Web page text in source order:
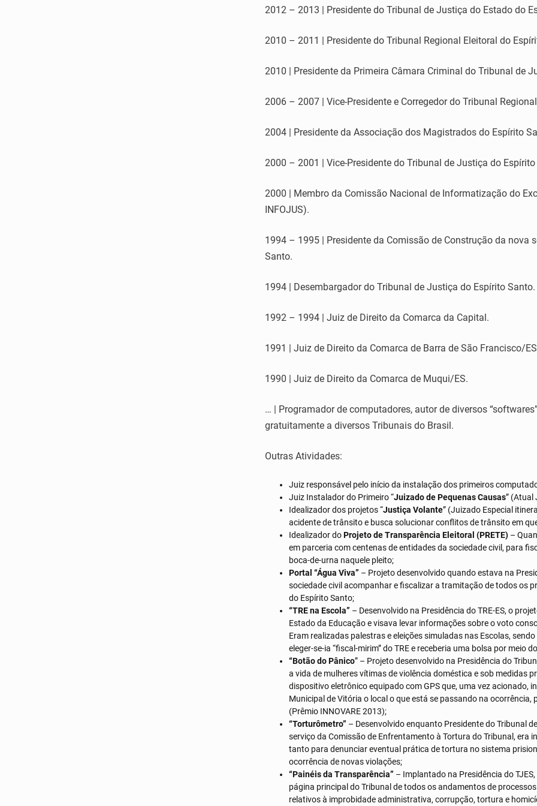
2012 – 2013 | Presidente do Tribunal de Justiça do Estado do
2010 – 2011 | Presidente do Tribunal Regional Eleitoral do
2010 | Presidente da Primeira Câmara Criminal do Tribunal de
2006 – 2007 | Vice-Presidente e Corregedor do Tribunal
2004 | Presidente da Associação dos Magistrados do Espírito
2000 – 2001 | Vice-Presidente do Tribunal de Justiça do
2000 | Membro da Comissão Nacional de Informatização do
INFOJUS).
1994 – 1995 | Presidente da Comissão de Construção da nova
Santo.
1994 | Desembargador do Tribunal de Justiça do Espírito Santo.
1992 – 1994 | Juiz de Direito da Comarca da Capital.
1991 | Juiz de Direito da Comarca de Barra de São Francisco/
1990 | Juiz de Direito da Comarca de Muqui/ES.
… | Programador de computadores, autor de diversos
gratuitamente a diversos Tribunais do Brasil.
Outras Atividades:
Juiz responsável pelo início da instalação dos primeiros
Juiz Instalador do Primeiro “Juizado de Pequenas Causas” (Atual
Idealizador dos projetos “Justiça Volante” (Juizado Especial
acidente de trânsito e busca solucionar conflitos de trânsito em
Idealizador doProjeto de Transparência Eleitoral (PRETE) –
em parceria com centenas de entidades da sociedade civil, para
boca-de-urna naquele pleito;
Portal “Água Viva” – Projeto desenvolvido quando estava na
sociedade civil acompanhar e fiscalizar a tramitação de todos os
do Espírito Santo;
“TRE na Escola” – Desenvolvido na Presidência do TRE-ES, o
Estado da Educação e visava levar informações sobre o voto
Eram realizadas palestras e eleições simuladas nas Escolas,
eleger-se-ia “fiscal-mirim” do TRE e receberia uma bolsa por meio
“Botão do Pânico” – Projeto desenvolvido na Presidência do
a vida de mulheres vítimas de violência doméstica e sob medidas
dispositivo eletrônico equipado com GPS que, uma vez acionado,
Municipal de Vitória o local o que está se passando na
(Prêmio INNOVARE 2013);
“Torturômetro” – Desenvolvido enquanto Presidente do Tribunal
serviço da Comissão de Enfrentamento à Tortura do Tribunal, era
tanto para denunciar eventual prática de tortura no sistema
ocorrência de novas violações;
“Painéis da Transparência” – Implantado na Presidência do
página principal do Tribunal de todos os andamentos de
relativos à improbidade administrativa, corrupção, tortura e